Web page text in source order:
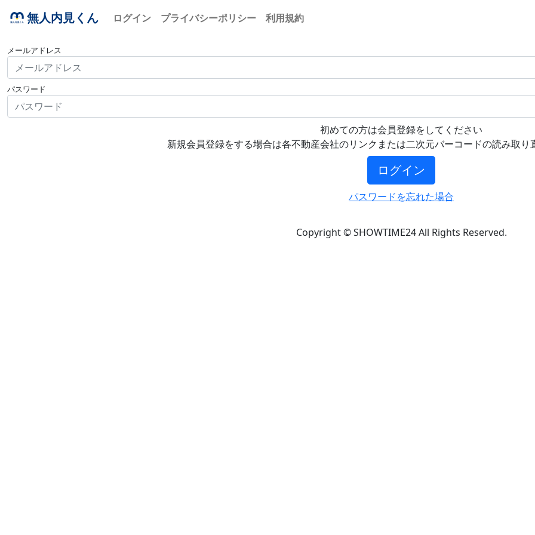
無人内見くん ログイン プライバシーポリシー 利用規約
メールアドレス
パスワード
初めての方は会員登録をしてください
新規会員登録をする場合は各不動産会社のリンクまたは二次元バーコードの読み取り
ログイン
パスワードを忘れた場合
Copyright © SHOWTIME24 All Rights Reserved.